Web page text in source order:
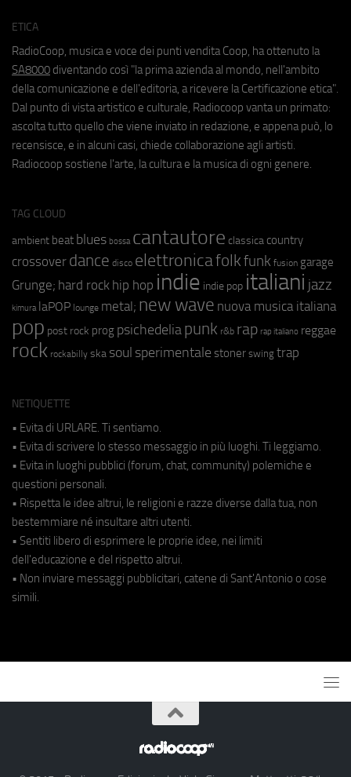
ETICA
RadioCoop, musica e voce dei punti vendita Coop, ha ottenuto la
SA8000 diventando così "la prima azienda al mondo, nell'ambito
della comunicazione e dell'editoria, a ricevere la Certificazione etica".
Dal punto di vista artistico e culturale, Radiocoop vanta un primato:
ascolta tutto quello che viene inviato in redazione, e appena può, lo
recensisce, e in alcuni casi, chiede collaborazione agli artisti.
Radiocoop sostiene l'arte, la cultura e la musica di ogni genere.
TAG CLOUD
ambient beat blues bossa cantautore classica country
crossover dance disco elettronicafolkfunk fusion garage
Grunge; hard rock hip hop indie indie pop italiani jazz
kimura laPOP lounge metal; new wave nuova musica italiana
pop post rock prog psichedeliapunk r&b rap rap italiano reggae
rock rockabilly ska soul sperimentale stoner swing trap
NETIQUETTE
• Evita di URLARE. Ti sentiamo.
• Evita di scrivere lo stesso messaggio in più luoghi. Ti leggiamo.
• Evita in luoghi pubblici (forum, chat, community) polemiche e
questioni personali.
• Rispetta le idee altrui, le religioni e razze diverse dalla tua, non
bestemmiare né insultare altri utenti.
• Sentiti libero di esprimere le proprie idee, nei limiti
dell'educazione e del rispetto altrui.
• Non inviare messaggi pubblicitari, catene di Sant'Antonio o cose
simili.